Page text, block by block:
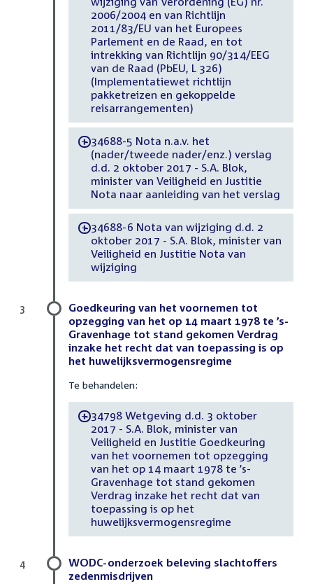
2006/2004 en van Richtlijn
2011/83/EU van het Europees
Parlement en de Raad, en tot
intrekking van Richtlijn 90/314/EEG
van de Raad (PbEU, L 326)
(Implementatiewet richtlijn
pakketreizen en gekoppelde
reisarrangementen)
-34688-5 Nota n.a.v. het
(nader/tweede nader/enz.) verslag
d.d. 2 oktober 2017 - S.A. Blok,
minister van Veiligheid en Justitie
Nota naar aanleiding van het verslag
-34688-6 Nota van wijziging d.d. 2
oktober 2017 - S.A. Blok, minister van
Veiligheid en Justitie Nota van
wijziging
Goedkeuring van het voornemen tot
opzegging van het op 14 maart 1978 te ’s-
Gravenhage tot stand gekomen Verdrag
inzake het recht dat van toepassing is op
het huwelijksvermogensregime
Te behandelen:
-34798 Wetgeving d.d. 3 oktober
2017 - S.A. Blok, minister van
Veiligheid en Justitie Goedkeuring
van het voornemen tot opzegging
van het op 14 maart 1978 te ’s-
Gravenhage tot stand gekomen
Verdrag inzake het recht dat van
toepassing is op het
huwelijksvermogensregime
3
WODC-onderzoek beleving slachtoffers
zedenmisdrijven
4